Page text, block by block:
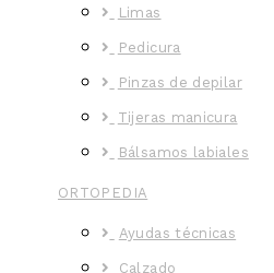
Limas
Pedicura
Pinzas de depilar
Tijeras manicura
Bálsamos labiales
ORTOPEDIA
Ayudas técnicas
Calzado